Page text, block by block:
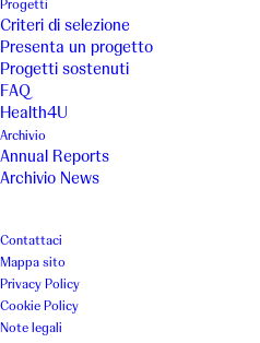
Progetti
Criteri di selezione
Presenta un progetto
Progetti sostenuti
FAQ
Health4U
Archivio
Annual Reports
Archivio News
Contattaci
Mappa sito
Privacy Policy
Cookie Policy
Note legali